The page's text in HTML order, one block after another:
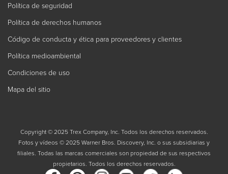
Política de seguridad
Política de derechos humanos
Código de conducta y ética para proveedores y clientes
Política medioambiental
Condiciones de uso
Mapa del sitio
Copyright © 2025 Trex Company, Inc. Todos los derechos reservados.
Fotos y vídeos © 2025 Warner Bros. Discovery, Inc. o sus subsidiarias y
filiales. Todas las marcas comerciales son propiedad de sus respectivos
propietarios. Todos los derechos reservados.